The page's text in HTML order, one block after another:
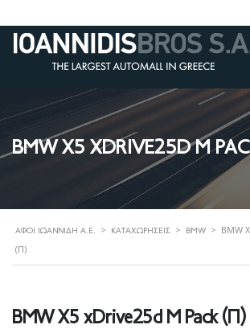
BMW X5 XDRIVE25D M
ΑΦΟΊ ΙΩΑΝΝΊΔΗ Α.Ε. > ΚΑΤΑΧΩΡΉΣΕΙΣ > BMW > BMW
(Π)
BMW X5 xDrive25d M Pack (Π)